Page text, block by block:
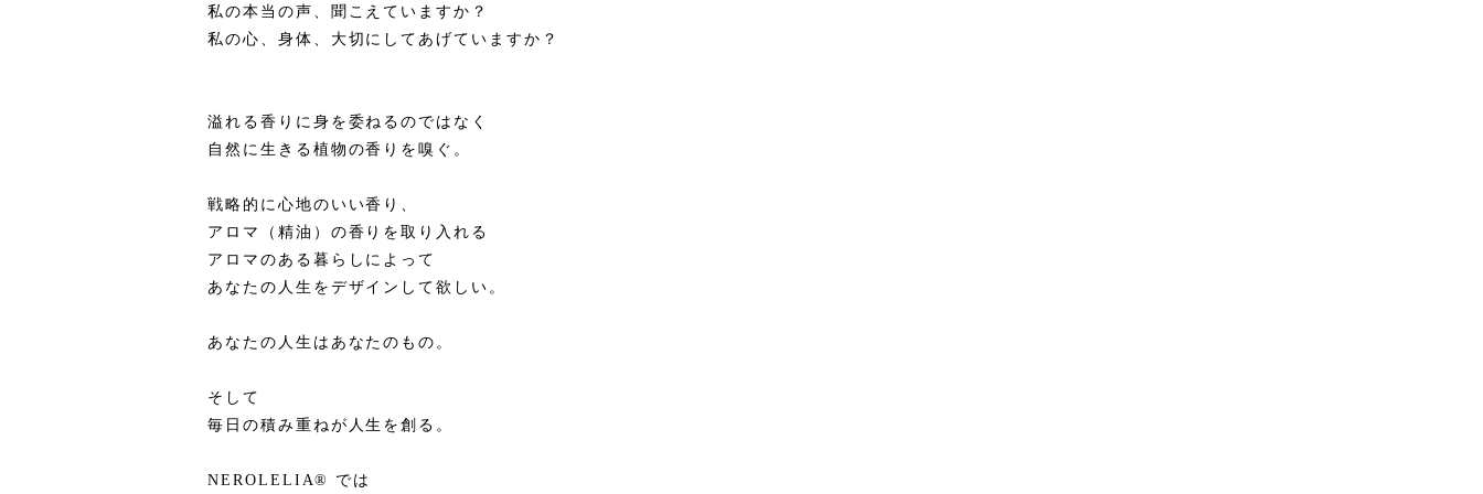
私の本当の声、聞こえていますか？
私の心、身体、大切にしてあげていますか？
溢れる香りに身を委ねるのではなく
自然に生きる植物の香りを嗅ぐ。
戦略的に心地のいい香り、
アロマ（精油）の香りを取り入れる
アロマのある暮らしによって
あなたの人生をデザインして欲しい。
あなたの人生はあなたのもの。
そして
毎日の積み重ねが人生を創る。
NEROLELIA®︎ では